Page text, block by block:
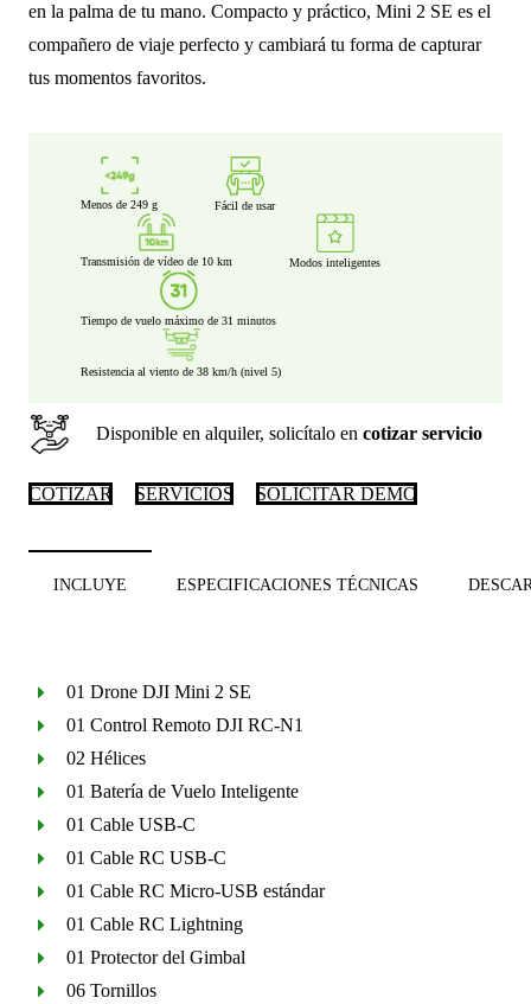
en la palma de tu mano. Compacto y práctico, Mini 2 SE es el
compañero de viaje perfecto y cambiará tu forma de capturar
tus momentos favoritos.
Menos de 249 g Fácil de usar
Transmisión de vídeo de 10 km Modos inteligentes
Tiempo de vuelo máximo de 31 minutos
Resistencia al viento de 38 km/h (nivel 5)
Disponible en alquiler, solicítalo en cotizar servicio
COTIZAR SERVICIOS SOLICITAR DEMO
INCLUYE ESPECIFICACIONES TÉCNICAS
01 Drone DJI Mini 2 SE
01 Control Remoto DJI RC-N1
02 Hélices
01 Batería de Vuelo Inteligente
01 Cable USB-C
01 Cable RC USB-C
01 Cable RC Micro-USB estándar
01 Cable RC Lightning
01 Protector del Gimbal
06 Tornillos